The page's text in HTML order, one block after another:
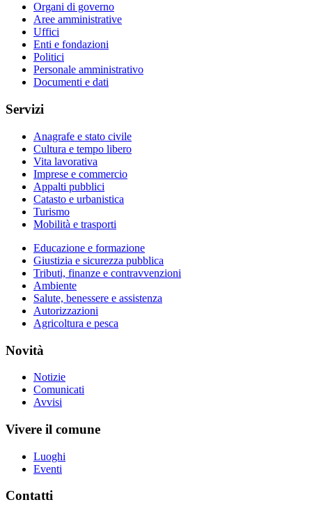
Organi di governo
Aree amministrative
Uffici
Enti e fondazioni
Politici
Personale amministrativo
Documenti e dati
Servizi
Anagrafe e stato civile
Cultura e tempo libero
Vita lavorativa
Imprese e commercio
Appalti pubblici
Catasto e urbanistica
Turismo
Mobilità e trasporti
Educazione e formazione
Giustizia e sicurezza pubblica
Tributi, finanze e contravvenzioni
Ambiente
Salute, benessere e assistenza
Autorizzazioni
Agricoltura e pesca
Novità
Notizie
Comunicati
Avvisi
Vivere il comune
Luoghi
Eventi
Contatti